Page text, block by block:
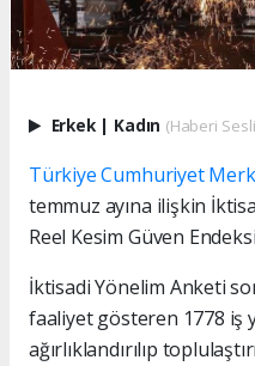
Erkek | Kadın (Haberi
Türkiye Cumhuriyet
temmuz ayına ilişkin
Reel Kesim Güven Endeksi
İktisadi Yönelim Anketi
faaliyet gösteren 1778 iş
ağırlıklandırılıp